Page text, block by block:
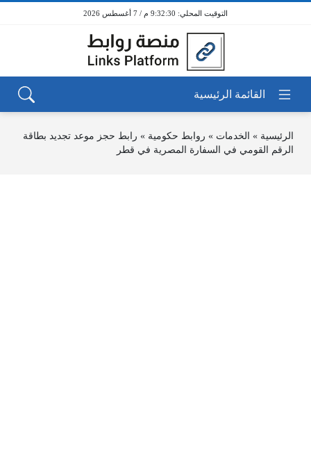
9:32:30 م / 7 أغسطس 2026
الرئيسية » الخدمات » روابط حكومية » رابط حجز موعد تجديد بطاقة
الرقم القومي في السفارة المصرية في قطر